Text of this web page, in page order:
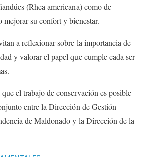
(Rhea americana) como de
mejorar su confort y bienestar.
a reflexionar sobre la importancia de
y valorar el papel que cumple cada ser
el trabajo de conservación es posible
entre la Dirección de Gestión
de Maldonado y la Dirección de la